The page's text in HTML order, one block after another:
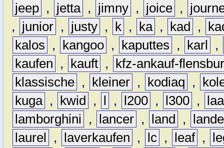
jeep , jetta , jimny , joice ,
,
junior , justy , k , ka , kad ,
kalos
, kangoo , kaputtes , karl
,
kaufen
, kauft ,
kfz-ankauf-
klassische , kleiner , kodiaq ,
kuga , kwid , l , l200 , l300 ,
lamborghini
, lancer , land ,
laurel
, laverkaufen , lc , leaf ,